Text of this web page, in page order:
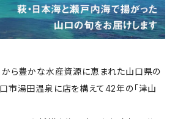
から豊かな水産資源に恵まれた山口県の
市湯田温泉に店を構えて42年の「津山